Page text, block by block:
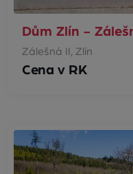
Dům Zlín -
Zálešná II, Zlín
Cena v RK